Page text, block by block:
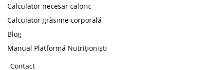
Calculator necesar caloric
Calculator grăsime corporală
Blog
Manual Platformă Nutriționiști
Contact